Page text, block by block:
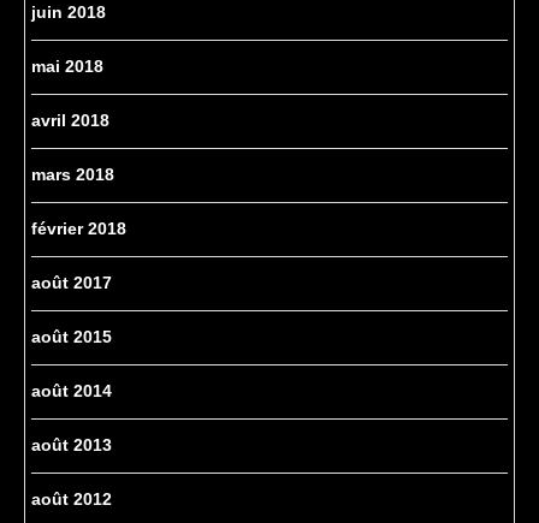
juin 2018
mai 2018
avril 2018
mars 2018
février 2018
août 2017
août 2015
août 2014
août 2013
août 2012